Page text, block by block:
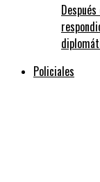
Policiales